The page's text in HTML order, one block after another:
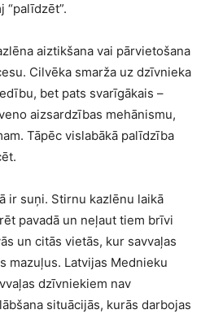
“palīdzēt”.
aiztikšana vai pārvietošana
Cilvēka smarža uz dzīvnieka
bet pats svarīgākais –
aizsardzības mehānismu,
Tāpēc vislabākā palīdzība
ir suņi. Stirnu kazlēnu laikā
pavadā un neļaut tiem brīvi
un citās vietās, kur savvaļas
mazuļus. Latvijas Mednieku
dzīvniekiem nav
situācijās, kurās darbojas